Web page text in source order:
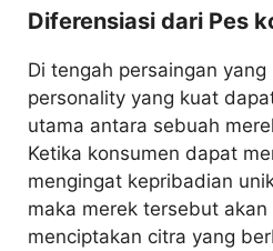
Diferensiasi dari Pes
Di tengah persaingan
personality yang kuat
utama antara sebuah
Ketika konsumen dapat
mengingat kepribadian
maka merek tersebut
menciptakan citra yang